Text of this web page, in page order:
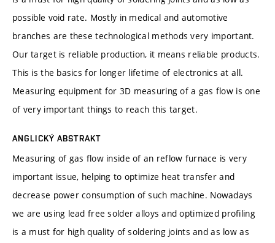
possible void rate. Mostly in medical and automotive
branches are these technological methods very important.
Our target is reliable production, it means reliable products.
This is the basics for longer lifetime of electronics at all.
Measuring equipment for 3D measuring of a gas flow is one
of very important things to reach this target.
ANGLICKÝ ABSTRAKT
Measuring of gas flow inside of an reflow furnace is very
important issue, helping to optimize heat transfer and
decrease power consumption of such machine. Nowadays
we are using lead free solder alloys and optimized profiling
is a must for high quality of soldering joints and as low as